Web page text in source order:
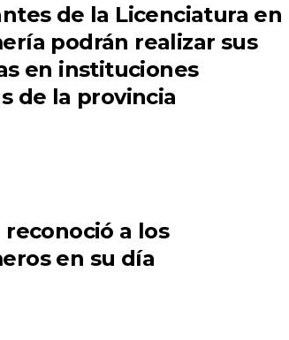
de la Licenciatura en
podrán realizar sus
en instituciones
de la provincia
reconoció a los
en su día